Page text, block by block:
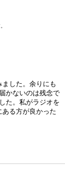
した。余りにも
かないのは残念で
た。私がラジオを
る方が良かった